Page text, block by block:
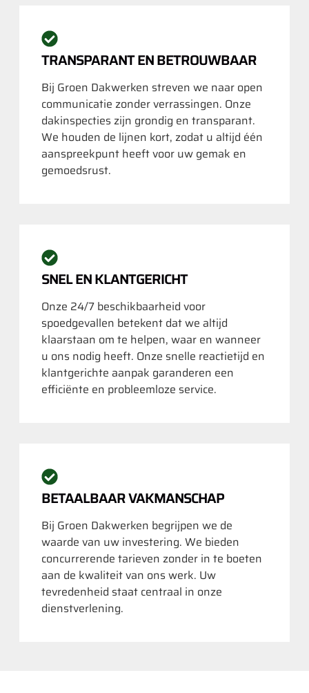
TRANSPARANT EN BETROUWBAAR
Bij Groen Dakwerken streven we naar open
communicatie zonder verrassingen. Onze
dakinspecties zijn grondig en transparant.
We houden de lijnen kort, zodat u altijd één
aanspreekpunt heeft voor uw gemak en
gemoedsrust.
SNEL EN KLANTGERICHT
Onze 24/7 beschikbaarheid voor
spoedgevallen betekent dat we altijd
klaarstaan om te helpen, waar en wanneer
u ons nodig heeft. Onze snelle reactietijd en
klantgerichte aanpak garanderen een
efficiënte en probleemloze service.
BETAALBAAR VAKMANSCHAP
Bij Groen Dakwerken begrijpen we de
waarde van uw investering. We bieden
concurrerende tarieven zonder in te boeten
aan de kwaliteit van ons werk. Uw
tevredenheid staat centraal in onze
dienstverlening.